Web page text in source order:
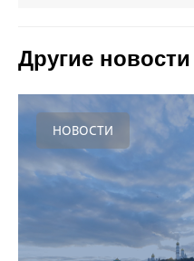
Другие новости
НОВОСТИ